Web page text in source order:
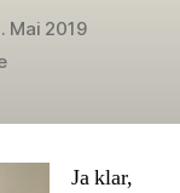
Mai 2019
zu
GasthausJa klar,